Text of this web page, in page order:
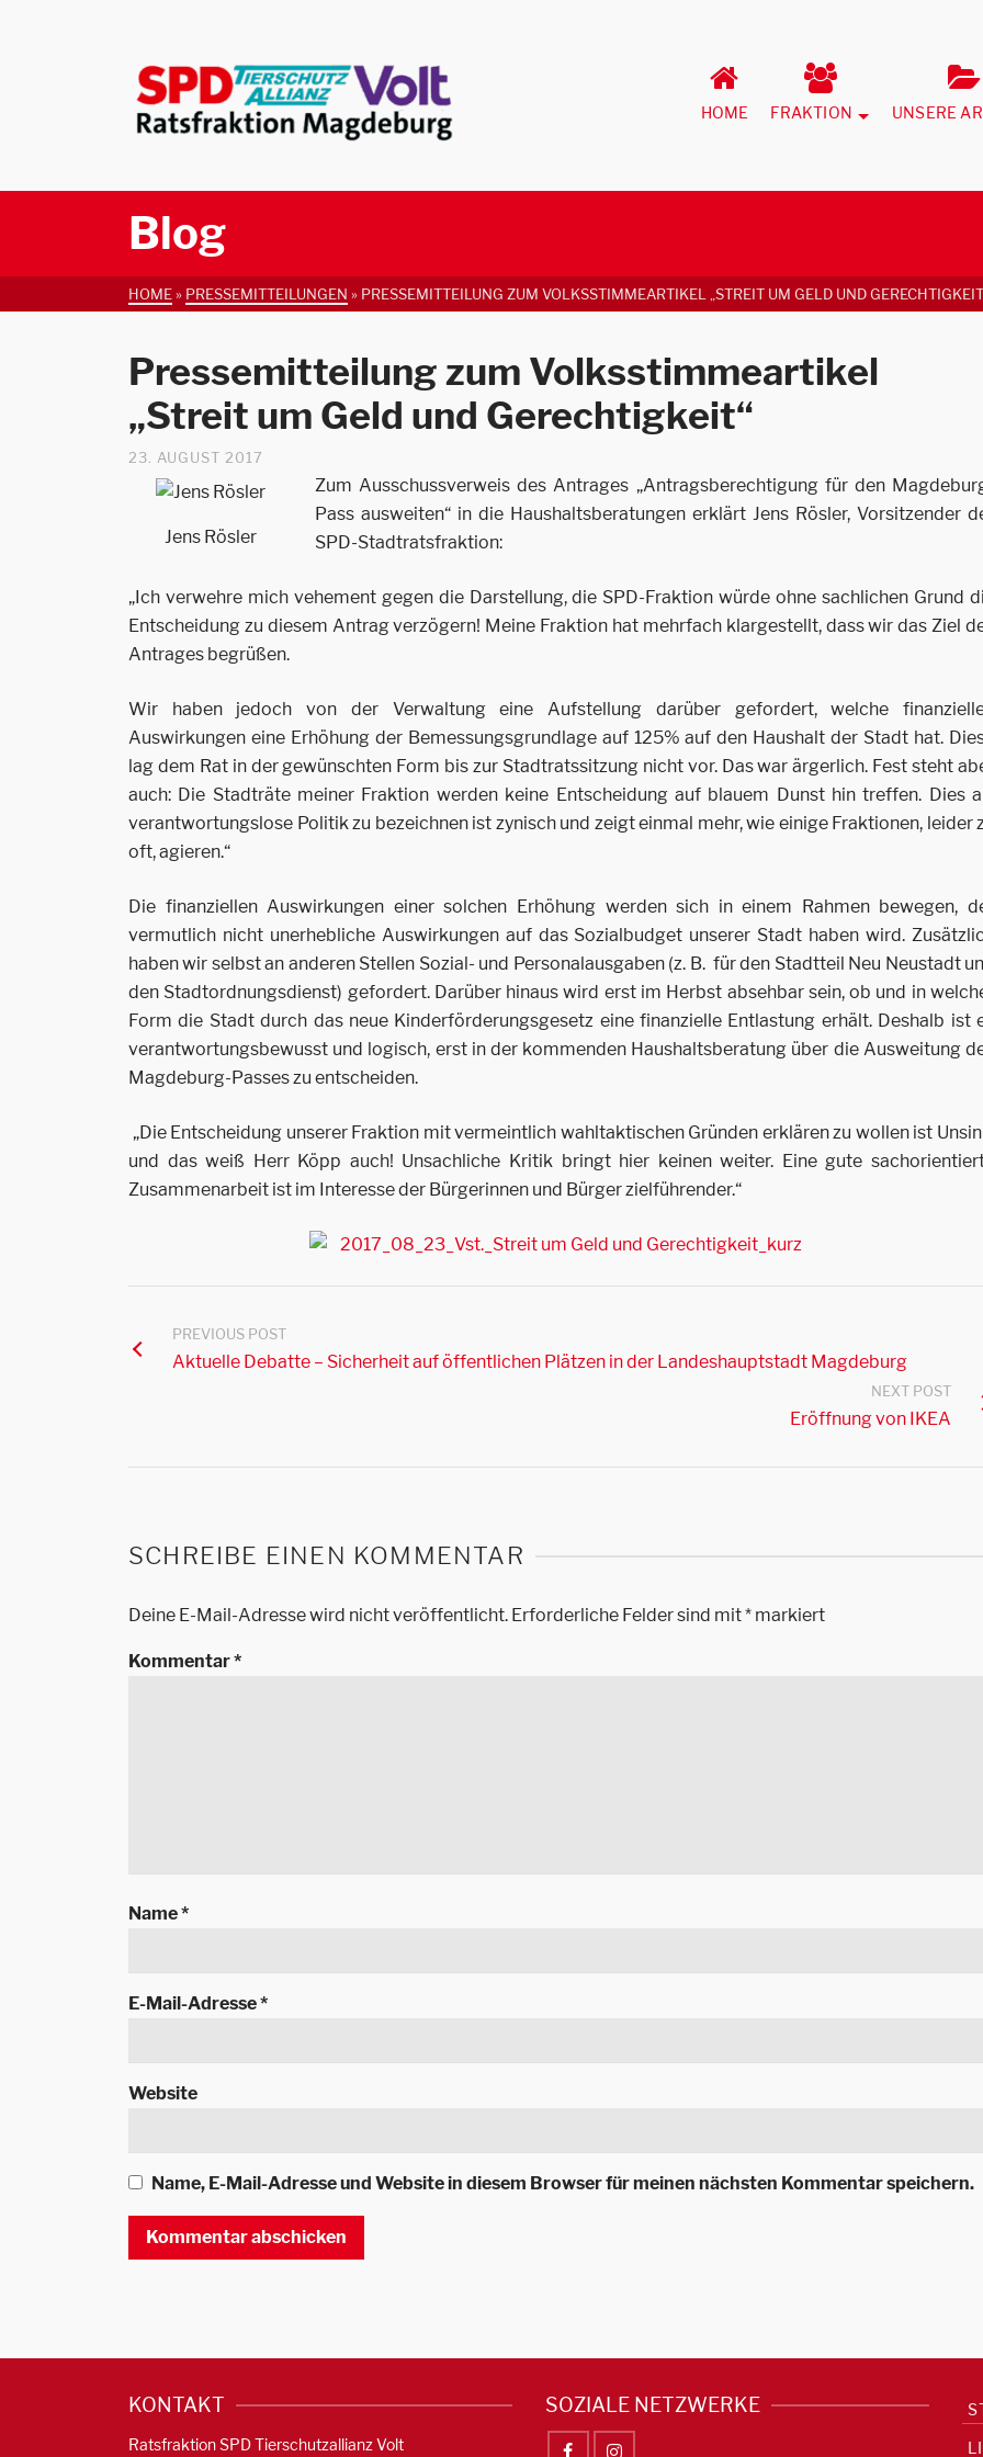
HOME FRAKTION UNSERE
Blog
HOME» PRESSEMITTEILUNGEN » PRESSEMITTEILUNG ZUM VOLKSSTIMMEARTIKEL „STREIT UM GELD UND
Pressemitteilung zum Volksstimmeartikel
„Streit um Geld und Gerechtigkeit“
23. AUGUST 2017
Jens Rösler
Zum Ausschussverweis des Antrages „Antragsberechtigung für den
Pass ausweiten“ in die Haushaltsberatungen erklärt Jens Rösler, Vorsitzender
SPD-Stadtratsfraktion:
„Ich verwehre mich vehement gegen die Darstellung, die SPD-Fraktion würde ohne sachlichen Grund
Entscheidung zu diesem Antrag verzögern! Meine Fraktion hat mehrfach klargestellt, dass wir das Ziel
Antrages begrüßen.
Wir haben jedoch von der Verwaltung eine Aufstellung darüber gefordert, welche
Auswirkungen eine Erhöhung der Bemessungsgrundlage auf 125% auf den Haushalt der Stadt hat.
lag dem Rat in der gewünschten Form bis zur Stadtratssitzung nicht vor. Das war ärgerlich. Fest steht
auch: Die Stadträte meiner Fraktion werden keine Entscheidung auf blauem Dunst hin treffen. Dies
verantwortungslose Politik zu bezeichnen ist zynisch und zeigt einmal mehr, wie einige Fraktionen, leider
oft, agieren.“
Die finanziellen Auswirkungen einer solchen Erhöhung werden sich in einem Rahmen bewegen,
vermutlich nicht unerhebliche Auswirkungen auf das Sozialbudget unserer Stadt haben wird.
haben wir selbst an anderen Stellen Sozial- und Personalausgaben (z. B. für den Stadtteil Neu Neustadt
den Stadtordnungsdienst) gefordert. Darüber hinaus wird erst im Herbst absehbar sein, ob und in
Form die Stadt durch das neue Kinderförderungsgesetz eine finanzielle Entlastung erhält. Deshalb ist
verantwortungsbewusst und logisch, erst in der kommenden Haushaltsberatung über die Ausweitung
Magdeburg-Passes zu entscheiden.
„Die Entscheidung unserer Fraktion mit vermeintlich wahltaktischen Gründen erklären zu wollen ist
und das weiß Herr Köpp auch! Unsachliche Kritik bringt hier keinen weiter. Eine gute
Zusammenarbeit ist im Interesse der Bürgerinnen und Bürger zielführender.“
PREVIOUS POST
Aktuelle Debatte – Sicherheit auf öffentlichen Plätzen in der Landeshauptstadt Magdeburg
NEXT POST
Eröffnung von IKEA
SCHREIBE EINEN KOMMENTAR
Deine E-Mail-Adresse wird nicht veröffentlicht. Erforderliche Felder sind mit* markiert
Kommentar*
Name*
E-Mail-Adresse*
Website
Name, E-Mail-Adresse und Website in diesem Browser für meinen nächsten Kommentar speichern.
KONTAKT
Ratsfraktion SPD Tierschutzallianz Volt
SOZIALE NETZWERKE